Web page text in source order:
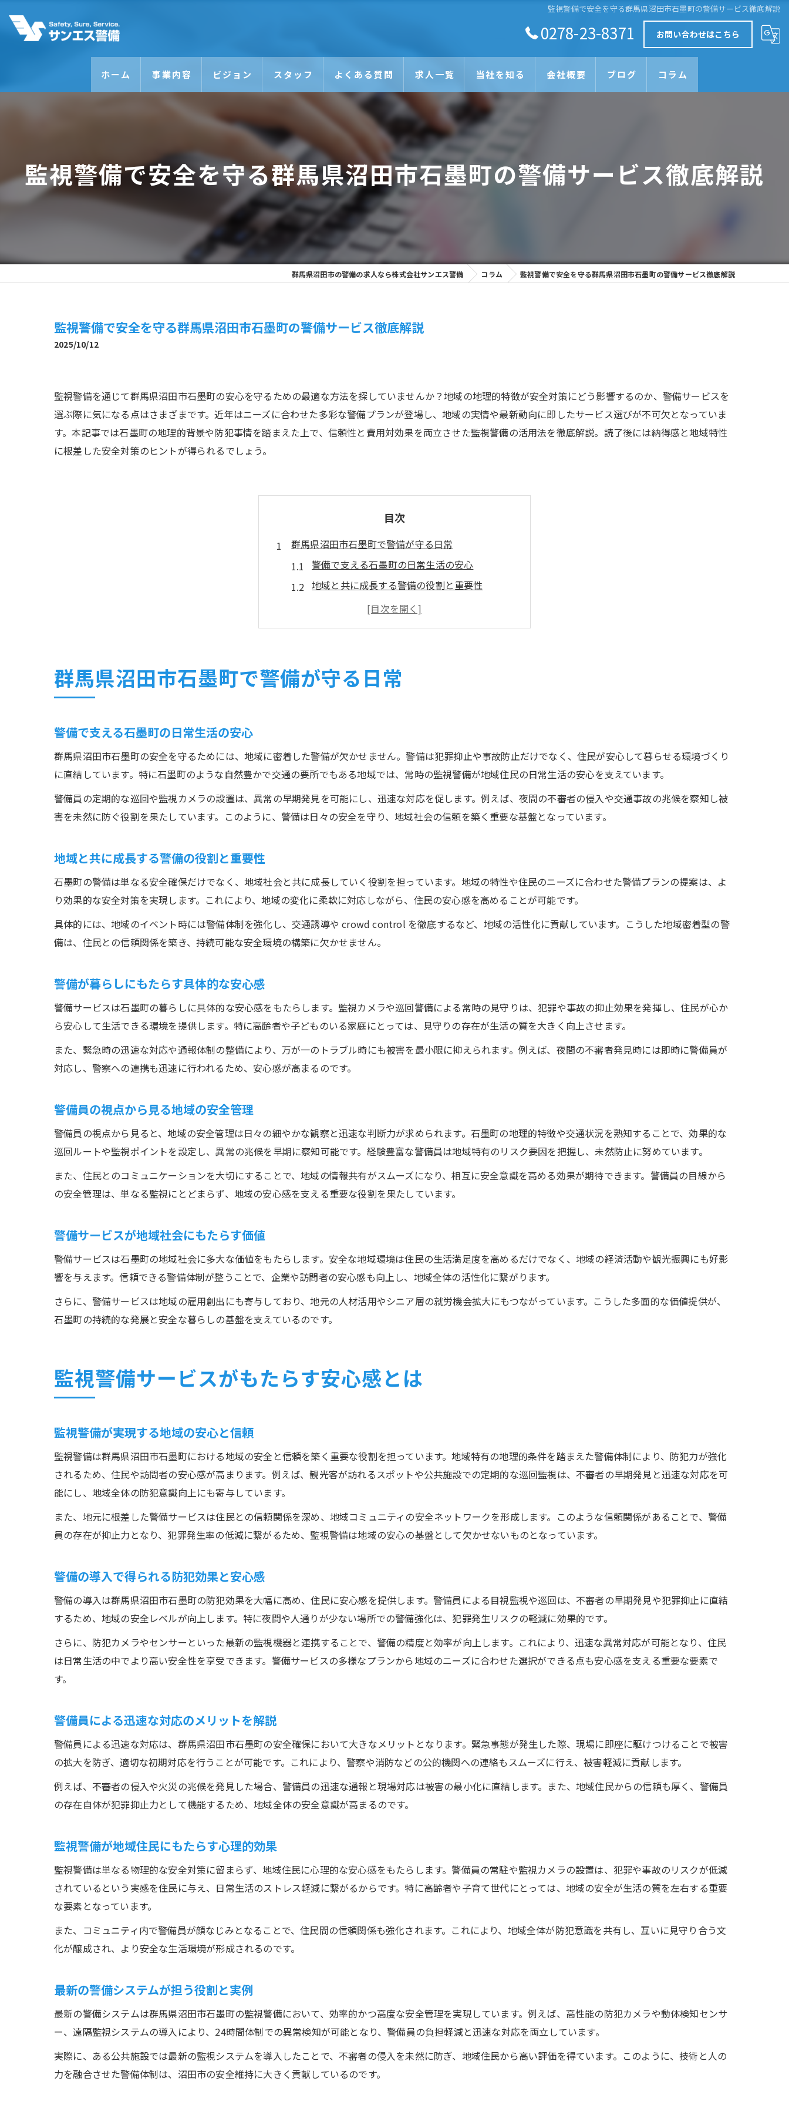
監視警備で安全を守る群馬県沼田市石墨町の警備サービス徹底解説
0278-23-8371 お問い合わせはこちら
ホーム 事業内容 ビジョン スタッフ よくある質問 求人一覧 当社を知る
未経験
正社員
会社概要 ブログ コラム
監視警備で安全を守る群馬県沼田市石墨町の警備サービス徹底解説
群馬県沼田市の警備の求人なら株式会社サンエス警備 コラム 監視警備で安全を守る群馬県沼田市石墨町の警備サービス徹底解説
監視警備で安全を守る群馬県沼田市石墨町の警備サービス徹底解説
2025/10/12
監視警備を通じて群馬県沼田市石墨町の安心を守るための最適な方法を探していませんか？地域の地理的特徴が安全対策にどう影響するのか、警備サービスを
選ぶ際に気になる点はさまざまです。近年はニーズに合わせた多彩な警備プランが登場し、地域の実情や最新動向に即したサービス選びが不可欠となっていま
す。本記事では石墨町の地理的背景や防犯事情を踏まえた上で、信頼性と費用対効果を両立させた監視警備の活用法を徹底解説。読了後には納得感と地域特性
に根差した安全対策のヒントが得られるでしょう。
目次
群馬県沼田市石墨町で警備が守る日常
警備で支える石墨町の日常生活の安心
地域と共に成長する警備の役割と重要性
警備が暮らしにもたらす具体的な安心感
警備員の視点から見る地域の安全管理
監視警備サービスがもたらす安心感とは
監視警備が実現する地域の安心と信頼
監視警備が地域住民にもたらす心理的効果
最新の警備システムが担う役割と実例
警備導入なら地理的特徴を活かす方法も
石墨町の地理的特徴に合う警備の工夫とは
地域特有の課題を把握した警備活用法
警備サービス選びで重視すべき地域密着性
警備導入で失敗しないための確認ポイント
警備プラン選定時に確認したいポイント
警備プラン毎のサービス特徴と違いを比較
暮らしの安心を支える警備の大切さ再考
警備が暮らしの安心に与える影響を解説
警備サービスが家族を守る具体的な理由
警備導入を通じて得られる心のゆとり
群馬県沼田市石墨町で警備が守る日常
警備で支える石墨町の日常生活の安心
群馬県沼田市石墨町の安全を守るためには、地域に密着した警備が欠かせません。警備は犯罪抑止や事故防止だけでなく、住民が安心して暮らせる環境づくり
に直結しています。特に石墨町のような自然豊かで交通の要所でもある地域では、常時の監視警備が地域住民の日常生活の安心を支えています。
警備員の定期的な巡回や監視カメラの設置は、異常の早期発見を可能にし、迅速な対応を促します。例えば、夜間の不審者の侵入や交通事故の兆候を察知し被
害を未然に防ぐ役割を果たしています。このように、警備は日々の安全を守り、地域社会の信頼を築く重要な基盤となっています。
地域と共に成長する警備の役割と重要性
石墨町の警備は単なる安全確保だけでなく、地域社会と共に成長していく役割を担っています。地域の特性や住民のニーズに合わせた警備プランの提案は、よ
り効果的な安全対策を実現します。これにより、地域の変化に柔軟に対応しながら、住民の安心感を高めることが可能です。
具体的には、地域のイベント時には警備体制を強化し、交通誘導や crowd control を徹底するなど、地域の活性化に貢献しています。こうした地域密着型の警
備は、住民との信頼関係を築き、持続可能な安全環境の構築に欠かせません。
警備が暮らしにもたらす具体的な安心感
警備サービスは石墨町の暮らしに具体的な安心感をもたらします。監視カメラや巡回警備による常時の見守りは、犯罪や事故の抑止効果を発揮し、住民が心か
ら安心して生活できる環境を提供します。特に高齢者や子どものいる家庭にとっては、見守りの存在が生活の質を大きく向上させます。
また、緊急時の迅速な対応や通報体制の整備により、万が一のトラブル時にも被害を最小限に抑えられます。例えば、夜間の不審者発見時には即時に警備員が
対応し、警察への連携も迅速に行われるため、安心感が高まるのです。
警備員の視点から見る地域の安全管理
警備員の視点から見ると、地域の安全管理は日々の細やかな観察と迅速な判断力が求められます。石墨町の地理的特徴や交通状況を熟知することで、効果的な
巡回ルートや監視ポイントを設定し、異常の兆候を早期に察知可能です。経験豊富な警備員は地域特有のリスク要因を把握し、未然防止に努めています。
また、住民とのコミュニケーションを大切にすることで、地域の情報共有がスムーズになり、相互に安全意識を高める効果が期待できます。警備員の目線から
の安全管理は、単なる監視にとどまらず、地域の安心感を支える重要な役割を果たしています。
警備サービスが地域社会にもたらす価値
警備サービスは石墨町の地域社会に多大な価値をもたらします。安全な地域環境は住民の生活満足度を高めるだけでなく、地域の経済活動や観光振興にも好影
響を与えます。信頼できる警備体制が整うことで、企業や訪問者の安心感も向上し、地域全体の活性化に繋がります。
さらに、警備サービスは地域の雇用創出にも寄与しており、地元の人材活用やシニア層の就労機会拡大にもつながっています。こうした多面的な価値提供が、
石墨町の持続的な発展と安全な暮らしの基盤を支えているのです。
監視警備サービスがもたらす安心感とは
監視警備が実現する地域の安心と信頼
監視警備は群馬県沼田市石墨町における地域の安全と信頼を築く重要な役割を担っています。地域特有の地理的条件を踏まえた警備体制により、防犯力が強化
されるため、住民や訪問者の安心感が高まります。例えば、観光客が訪れるスポットや公共施設での定期的な巡回監視は、不審者の早期発見と迅速な対応を可
能にし、地域全体の防犯意識向上にも寄与しています。
また、地元に根差した警備サービスは住民との信頼関係を深め、地域コミュニティの安全ネットワークを形成します。このような信頼関係があることで、警備
員の存在が抑止力となり、犯罪発生率の低減に繋がるため、監視警備は地域の安心の基盤として欠かせないものとなっています。
警備の導入で得られる防犯効果と安心感
警備の導入は群馬県沼田市石墨町の防犯効果を大幅に高め、住民に安心感を提供します。警備員による目視監視や巡回は、不審者の早期発見や犯罪抑止に直結
するため、地域の安全レベルが向上します。特に夜間や人通りが少ない場所での警備強化は、犯罪発生リスクの軽減に効果的です。
さらに、防犯カメラやセンサーといった最新の監視機器と連携することで、警備の精度と効率が向上します。これにより、迅速な異常対応が可能となり、住民
は日常生活の中でより高い安全性を享受できます。警備サービスの多様なプランから地域のニーズに合わせた選択ができる点も安心感を支える重要な要素で
す。
警備員による迅速な対応のメリットを解説
警備員による迅速な対応は、群馬県沼田市石墨町の安全確保において大きなメリットとなります。緊急事態が発生した際、現場に即座に駆けつけることで被害
の拡大を防ぎ、適切な初期対応を行うことが可能です。これにより、警察や消防などの公的機関への連絡もスムーズに行え、被害軽減に貢献します。
例えば、不審者の侵入や火災の兆候を発見した場合、警備員の迅速な通報と現場対応は被害の最小化に直結します。また、地域住民からの信頼も厚く、警備員
の存在自体が犯罪抑止力として機能するため、地域全体の安全意識が高まるのです。
監視警備が地域住民にもたらす心理的効果
監視警備は単なる物理的な安全対策に留まらず、地域住民に心理的な安心感をもたらします。警備員の常駐や監視カメラの設置は、犯罪や事故のリスクが低減
されているという実感を住民に与え、日常生活のストレス軽減に繋がるからです。特に高齢者や子育て世代にとっては、地域の安全が生活の質を左右する重要
な要素となっています。
また、コミュニティ内で警備員が顔なじみとなることで、住民間の信頼関係も強化されます。これにより、地域全体が防犯意識を共有し、互いに見守り合う文
化が醸成され、より安全な生活環境が形成されるのです。
最新の警備システムが担う役割と実例
最新の警備システムは群馬県沼田市石墨町の監視警備において、効率的かつ高度な安全管理を実現しています。例えば、高性能の防犯カメラや動体検知センサ
ー、遠隔監視システムの導入により、24時間体制での異常検知が可能となり、警備員の負担軽減と迅速な対応を両立しています。
実際に、ある公共施設では最新の監視システムを導入したことで、不審者の侵入を未然に防ぎ、地域住民から高い評価を得ています。このように、技術と人の
力を融合させた警備体制は、沼田市の安全維持に大きく貢献しているのです。